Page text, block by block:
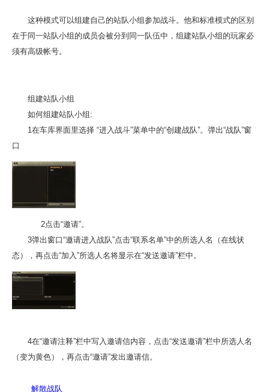
这种模式可以组建自己的站队小组参加战斗。他和标准模式的区别
在于同一站队小组的成员会被分到同一队伍中，组建站队小组的玩家必
须有高级帐号。
组建站队小组
如何组建站队小组:
1在车库界面里选择 “进入战斗”菜单中的“创建战队”。弹出“战队”窗
口
2点击“邀请”。
3弹出窗口“邀请进入战队”点击“联系名单”中的所选人名（在线状
态），再点击“加入”所选人名将显示在“发送邀请”栏中。
4在“邀请注释”栏中写入邀请信内容，点击“发送邀请”栏中所选人名
（变为黄色），再点击“邀请”发出邀请信。
解散战队